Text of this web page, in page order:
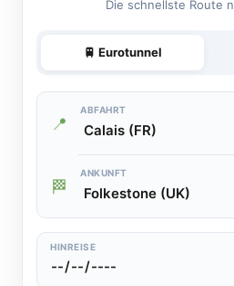
Die schnellste Route
🚆 Eurotunnel
📍
ABFAHRT
🏁
ANKUNFT
HINREISE